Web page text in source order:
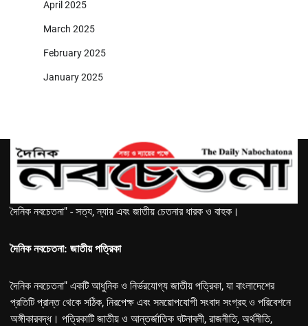
April 2025
March 2025
February 2025
January 2025
দৈনিক নবচেতনা" - সত্য, ন্যায় এবং জাতীয় চেতনার ধারক ও বাহক।
দৈনিক নবচেতনা: জাতীয় পত্রিকা
দৈনিক নবচেতনা" একটি আধুনিক ও নির্ভরযোগ্য জাতীয় পত্রিকা, যা বাংলাদেশের
প্রতিটি প্রান্ত থেকে সঠিক, নিরপেক্ষ এবং সময়োপযোগী সংবাদ সংগ্রহ ও পরিবেশনে
অঙ্গীকারবদ্ধ। পত্রিকাটি জাতীয় ও আন্তর্জাতিক ঘটনাবলী, রাজনীতি, অর্থনীতি,